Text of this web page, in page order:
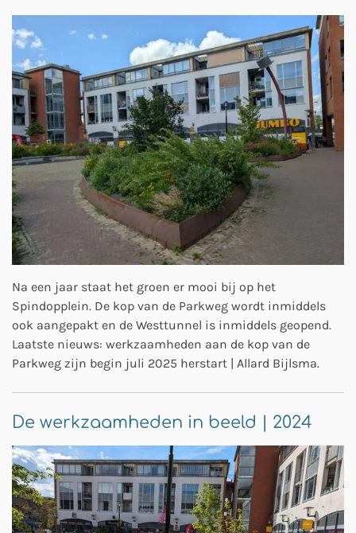
Na een jaar staat het groen er mooi bij op het
Spindopplein. De kop van de Parkweg wordt inmiddels
ook aangepakt en de Westtunnel is inmiddels geopend.
Laatste nieuws: werkzaamheden aan de kop van de
Parkweg zijn begin juli 2025 herstart | Allard Bijlsma.
De werkzaamheden in beeld | 2024